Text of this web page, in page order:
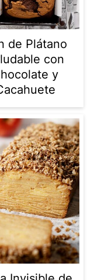
de Plátano
con
y